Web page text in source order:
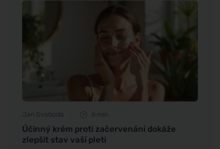
Jan Svoboda 6 min
Účinný krém proti začervenání dokáže
zlepšit stav vaší pleti